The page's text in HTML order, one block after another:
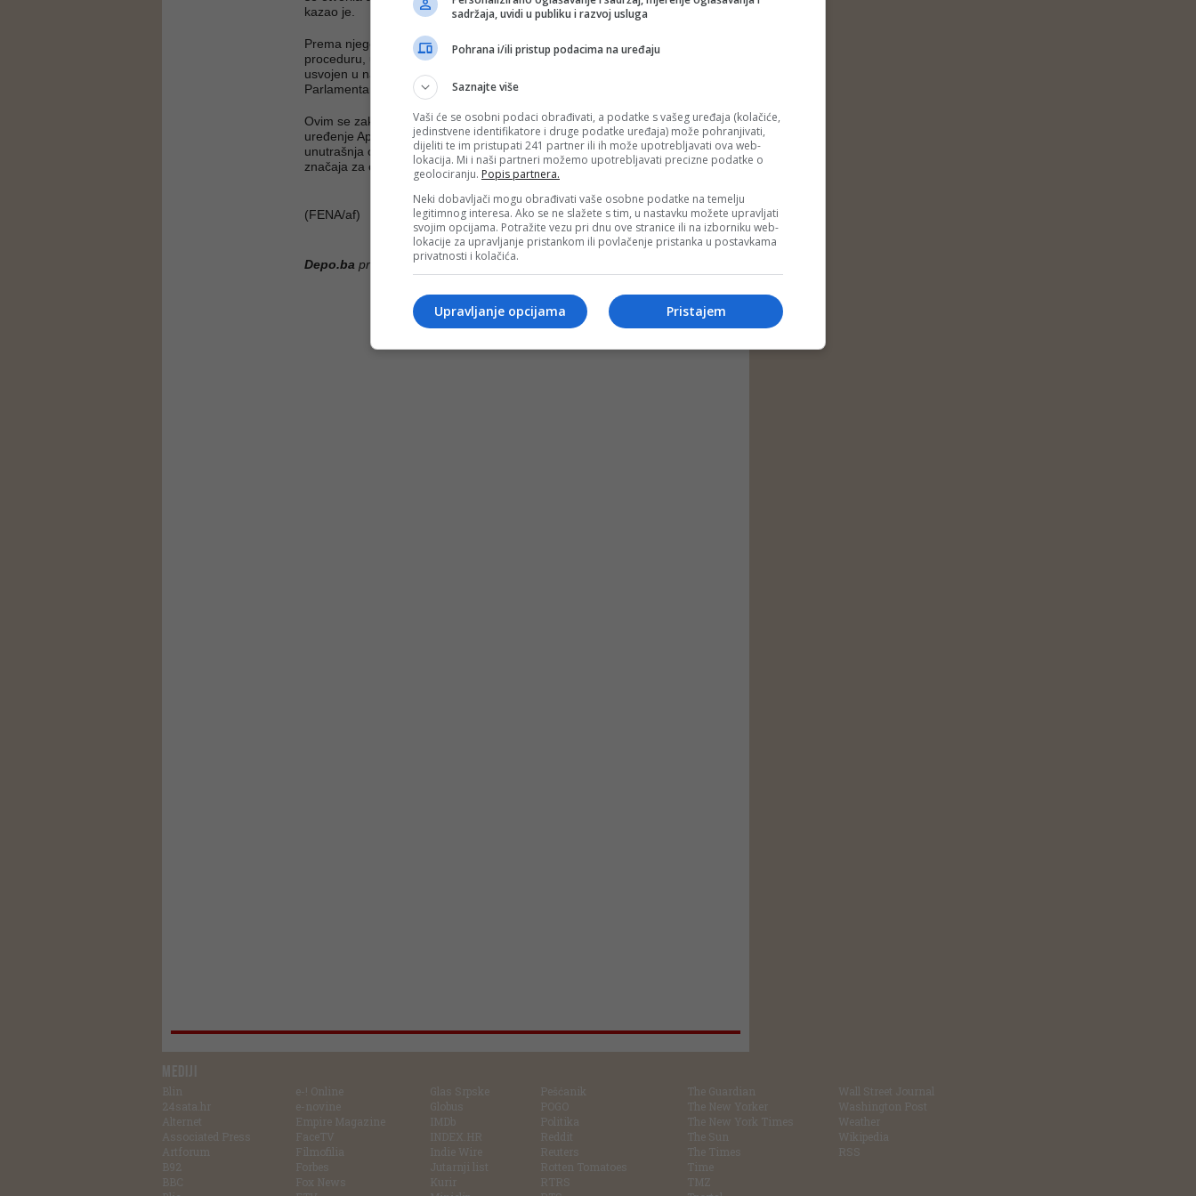
kazao je.
Prema njegovim riječima, zakon sada ide u daljnju parlamentarnu
proceduru, uključujući Dom naroda PSBiH, gdje će također morati biti
usvojen u nacrtu, a potom i u formi konačnog prijedloga u oba doma
Parlamentarne skupštine BiH.
Ovim se zakonom uređuju kontinuitet postojanja Suda BiH, osnivanje i
uređenje Apelacionog suda BiH kao drugostepene instance, nadležnost,
unutrašnja organizacija, javnost rada, finansiranje i druga pitanja od
značaja za organizaciju i funkcioniranje Suda BiH i Apelacionog suda BiH.
(FENA/af)
Depo.ba pratite putem društvenih mreža
MEDIJI
Blin
24sata.hr
Alternet
Associated Press
Artforum
B92
BBC
e-! Online
e-novine
Empire Magazine
FaceTV
Filmofilia
Forbes
Fox News
Glas Srpske
Globus
IMDb
INDEX.HR
Indie Wire
Jutarnji list
Kurir
Pešćanik
POGO
Politika
Reddit
Reuters
Rotten Tomatoes
RTRS
The Guardian
The New Yorker
The New York Times
The Sun
The Times
Time
TMZ
Wall Street Journal
Washington Post
Weather
Wikipedia
RSS
sadržaja, uvidi u publiku i razvoj usluga
Pohrana i/ili pristup podacima na uređaju
Saznajte više
Vaši će se osobni podaci obrađivati, a podatke s vašeg uređaja (kolačiće,
jedinstvene identifikatore i druge podatke uređaja) može pohranjivati,
dijeliti te im pristupati 241 partner ili ih može upotrebljavati ova web-
lokacija. Mi i naši partneri možemo upotrebljavati precizne podatke o
geolociranju. Popis partnera.
Neki dobavljači mogu obrađivati vaše osobne podatke na temelju
legitimnog interesa. Ako se ne slažete s tim, u nastavku možete upravljati
svojim opcijama. Potražite vezu pri dnu ove stranice ili na izborniku web-
lokacije za upravljanje pristankom ili povlačenje pristanka u postavkama
privatnosti i kolačića.
Pristajem
Upravljanje opcijama